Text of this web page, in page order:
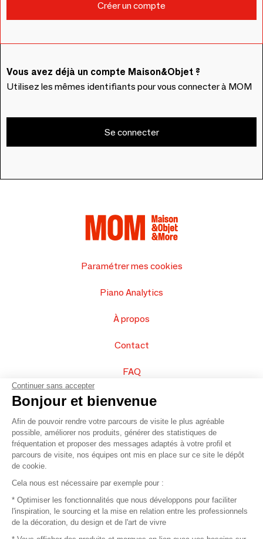
Vous avez déjà un compte Maison&Objet ?
Utilisez les mêmes identifiants pour vous connecter à MOM
Se connecter
Paramétrer mes cookies
Piano Analytics
À propos
Contact
FAQ
Vendez vos produits
Plan du site
© 2016 –Organisation SAFI
Recrutement
Continuer sans accepter
Bonjour et bienvenue
Afin de pouvoir rendre votre parcours de visite le plus agréable
possible, améliorer nos produits, générer des statistiques de
fréquentation et proposer des messages adaptés à votre profil et
parcours de visite, nos équipes ont mis en place sur ce site le dépôt
de cookie.
Cela nous est nécessaire par exemple pour :
* Optimiser les fonctionnalités que nous développons pour faciliter
l'inspiration, le sourcing et la mise en relation entre les professionnels
de la décoration, du design et de l'art de vivre